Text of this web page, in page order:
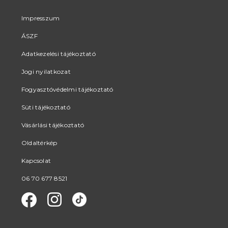
Impresszum
ÁSZF
Adatkezelési tájékoztató
Jogi nyilatkozat
Fogyasztóvédelmi tájékoztató
Süti tájékoztató
Vásárlási tájékoztató
Oldaltérkép
Kapcsolat
06 70 677 8521